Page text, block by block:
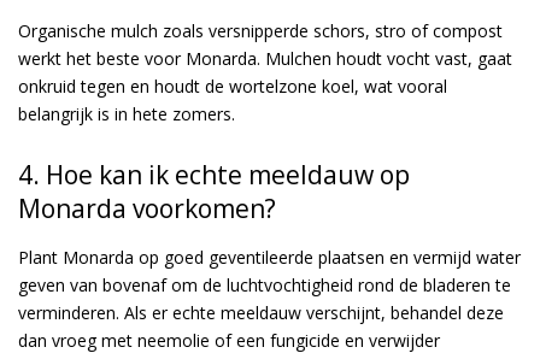
Organische mulch zoals versnipperde schors, stro of compost
werkt het beste voor Monarda. Mulchen houdt vocht vast, gaat
onkruid tegen en houdt de wortelzone koel, wat vooral
belangrijk is in hete zomers.
4. Hoe kan ik echte meeldauw op
Monarda voorkomen?
Plant Monarda op goed geventileerde plaatsen en vermijd water
geven van bovenaf om de luchtvochtigheid rond de bladeren te
verminderen. Als er echte meeldauw verschijnt, behandel deze
dan vroeg met neemolie of een fungicide en verwijder